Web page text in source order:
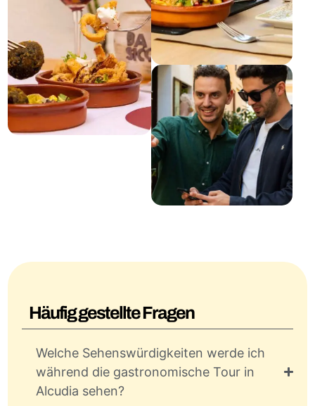
Häufig gestellte Fragen
Welche Sehenswürdigkeiten werde ich
während die gastronomische Tour in
Alcudia sehen?